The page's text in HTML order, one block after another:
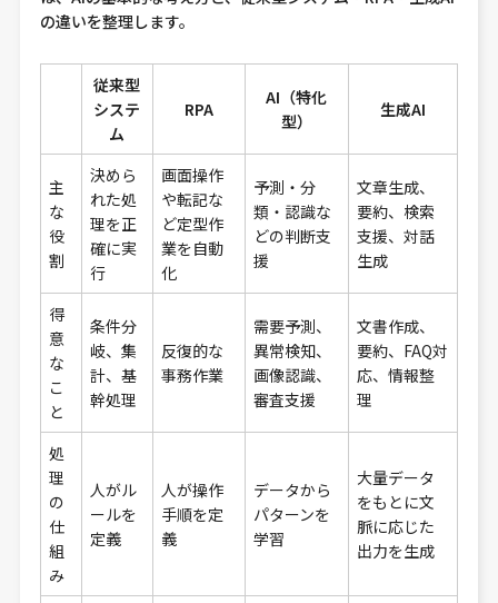
の違いを整理します。
従来型
システ
ム
RPA
AI（特化
型）
生成AI
主
な
役
割
決めら
れた処
理を正
確に実
行
画面操作
や転記な
ど定型作
業を自動
化
予測・分
類・認識な
どの判断支
援
文章生成、
要約、検索
支援、対話
生成
得
意
な
こ
と
条件分
岐、集
計、基
幹処理
反復的な
事務作業
需要予測、
異常検知、
画像認識、
審査支援
文書作成、
要約、FAQ対
応、情報整
理
処
理
の
仕
組
み
人がル
ールを
定義
人が操作
手順を定
義
データから
パターンを
学習
大量データ
をもとに文
脈に応じた
出力を生成